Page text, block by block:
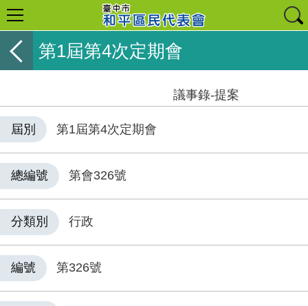
第1屆第4次定期會
議事錄-提案
屆別 第1屆第4次定期會
總編號 第會326號
分類別 行政
編號 第326號